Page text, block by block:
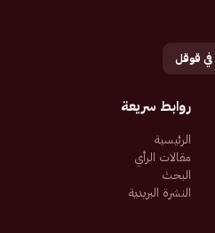
قوقل
روابط سريعة
الرئيسية
مقالات الرأي
البحث
النشرة البريدية